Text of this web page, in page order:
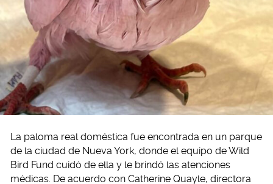
La paloma real doméstica fue encontrada en un parque
de la ciudad de Nueva York, donde el equipo de Wild
Bird Fund cuidó de ella y le brindó las atenciones
médicas. De acuerdo con Catherine Quayle, directora